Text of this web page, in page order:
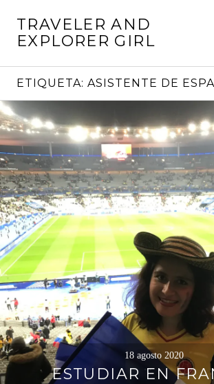
contenido
TRAVELER AND
EXPLORER GIRL
ETIQUETA: ASISTENTE DE
18 agosto 2020
ESTUDIAR EN